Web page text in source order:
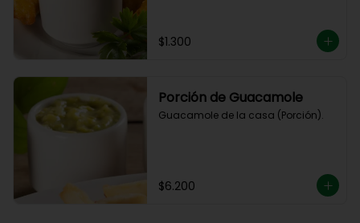
$1.300
Porción de Guacamole
Guacamole de la casa (Porción).
$6.200